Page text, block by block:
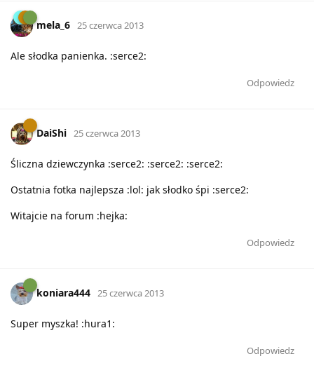
mela_6 25 czerwca 2013
Ale słodka panienka. :serce2:
Odpowiedz
DaiShi 25 czerwca 2013
Śliczna dziewczynka :serce2: :serce2: :serce2:
Ostatnia fotka najlepsza :lol: jak słodko śpi :serce2:
Witajcie na forum :hejka:
Odpowiedz
koniara444 25 czerwca 2013
Super myszka! :hura1:
Odpowiedz